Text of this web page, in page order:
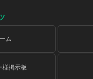
ム
様掲示板